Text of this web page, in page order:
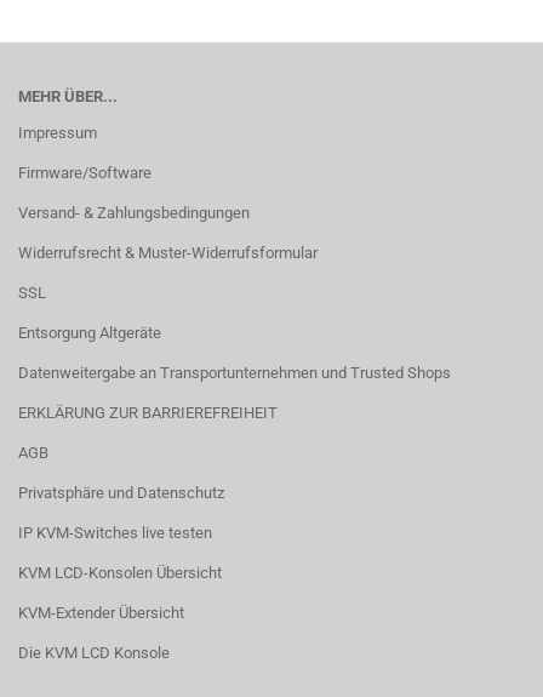
MEHR ÜBER...
Impressum
Firmware/Software
Versand- & Zahlungsbedingungen
Widerrufsrecht & Muster-Widerrufsformular
SSL
Entsorgung Altgeräte
Datenweitergabe an Transportunternehmen und Trusted Shops
ERKLÄRUNG ZUR BARRIEREFREIHEIT
AGB
Privatsphäre und Datenschutz
IP KVM-Switches live testen
KVM LCD-Konsolen Übersicht
KVM-Extender Übersicht
Die KVM LCD Konsole